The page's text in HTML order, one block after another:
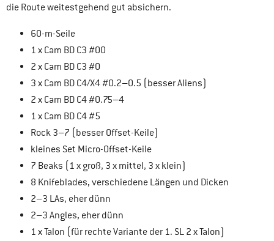
die Route weitestgehend gut absichern.
60-m-Seile
1 x Cam BD C3 #00
2 x Cam BD C3 #0
3 x Cam BD C4/X4 #0.2–0.5 (besser Aliens)
2 x Cam BD C4 #0.75–4
1 x Cam BD C4 #5
Rock 3–7 (besser Offset-Keile)
kleines Set Micro-Offset-Keile
7 Beaks (1 x groß, 3 x mittel, 3 x klein)
8 Knifeblades, verschiedene Längen und Dicken
2–3 LAs, eher dünn
2–3 Angles, eher dünn
1 x Talon (für rechte Variante der 1. SL 2 x Talon)